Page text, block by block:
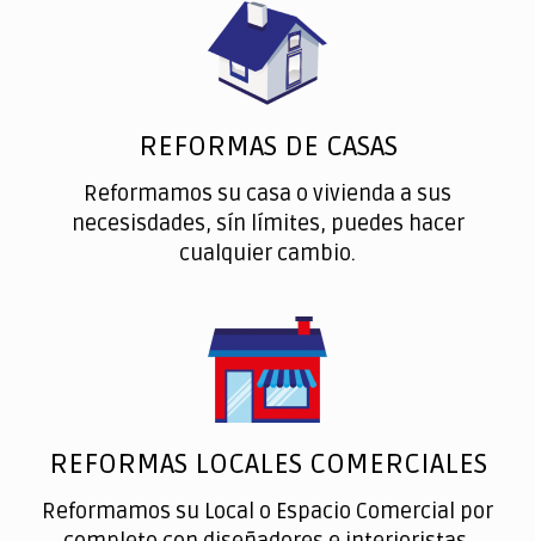
REFORMAS DE CASAS
Reformamos su casa o vivienda a sus
necesisdades, sín límites, puedes hacer
cualquier cambio.
REFORMAS LOCALES COMERCIALES
Reformamos su Local o Espacio Comercial por